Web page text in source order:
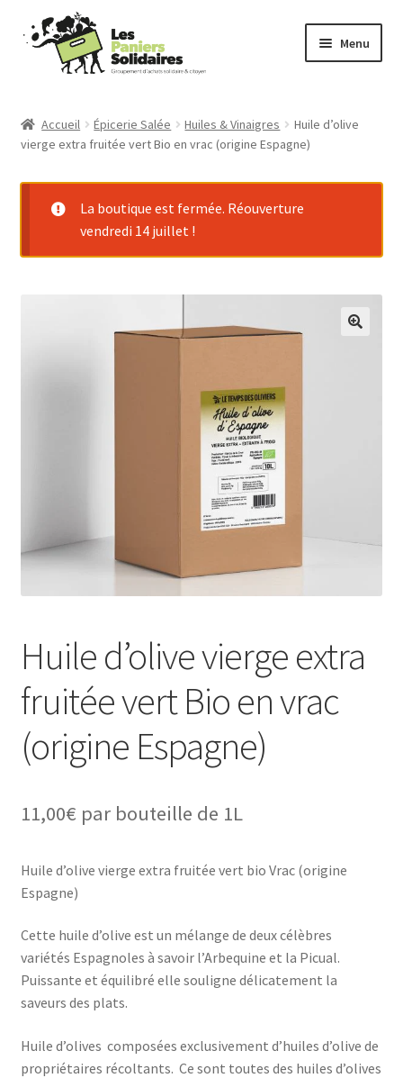
Aller
Aller
contenu
Menu
Producteurs
Accueil Épicerie Salée Huiles & Vinaigres
Huile d’olive
vierge extra fruitée vert Bio en vrac (origine Espagne)
La boutique est fermée. Réouverture
vendredi 14 juillet !
Huile d’olive vierge extra
fruitée vert Bio en vrac
(origine Espagne)
11,00€ par bouteille de 1L
Huile d’olive vierge extra fruitée vert bio Vrac (origine
Espagne)
Cette huile d’olive est un mélange de deux célèbres
variétés Espagnoles à savoir l’Arbequine et la Picual.
Puissante et équilibré elle souligne délicatement la
saveurs des plats.
Huile d’olives composées exclusivement d’huiles d’olive de
propriétaires récoltants. Ce sont toutes des huiles d’olives